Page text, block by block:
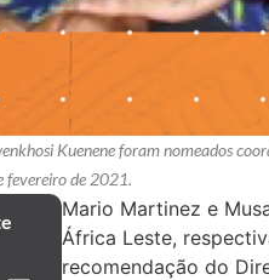
Kuenene foram nomeados
fevereiro de 2021.
Mario Martinez e
África Leste,
recomendação do